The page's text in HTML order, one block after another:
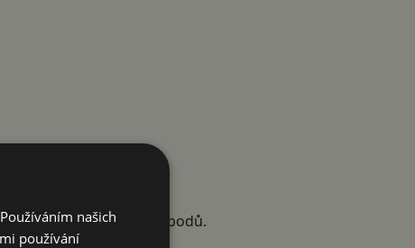
přístupových bodů.
našich
používání